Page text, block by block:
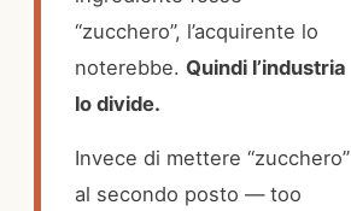
“zucchero”, l’acquirente lo
noterebbe. Quindi l’industria
lo divide.
Invece di mettere “zucchero”
al secondo posto — too